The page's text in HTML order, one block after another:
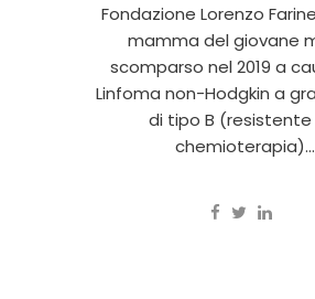
Fondazione Lorenzo
mamma del giovane
scomparso nel 2019 a
Linfoma non-Hodgkin a
di tipo B (resistente